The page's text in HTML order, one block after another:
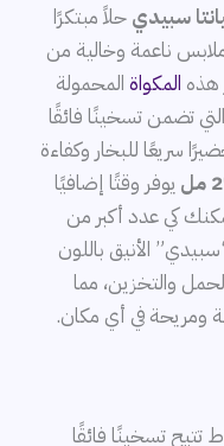
سبيدي حلاً مبتكرًا
ناعمة وخالية من
هذه المكواة المحمولة
العالية (1630 واط) التي تضمن تسخينًا فائقًا
تحضيرًا سريعًا للبخار وكفاءة
يوفر وقتًا إضافيًا
كي عدد أكبر من
الأنيق باللون
والتخزين، مما
ومريحة في أي مكان.
واط تتيح تسخينًا فائقًا